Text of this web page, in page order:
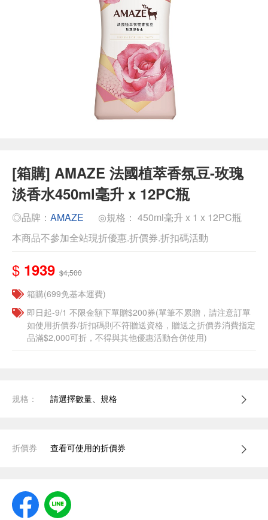
[箱購] AMAZE 法國植萃香氛豆-玫瑰
淡香水450ml毫升 x 12PC瓶
◎品牌： AMAZE
◎規格： 450ml毫升 x 1 x 12PC瓶
本商品不參加全站現折優惠.折價券.折扣碼活動
$ 1939 $4,500
箱購(699免基本運費)
即日起-9/1 不限金額下單贈$200券(單筆不累贈，請注意訂單
如使用折價券/折扣碼則不符贈送資格，贈送之折價券消費指定
品滿$2,000可折，不得與其他優惠活動合併使用)
規格： 請選擇數量、規格
折價券 查看可使用的折價券